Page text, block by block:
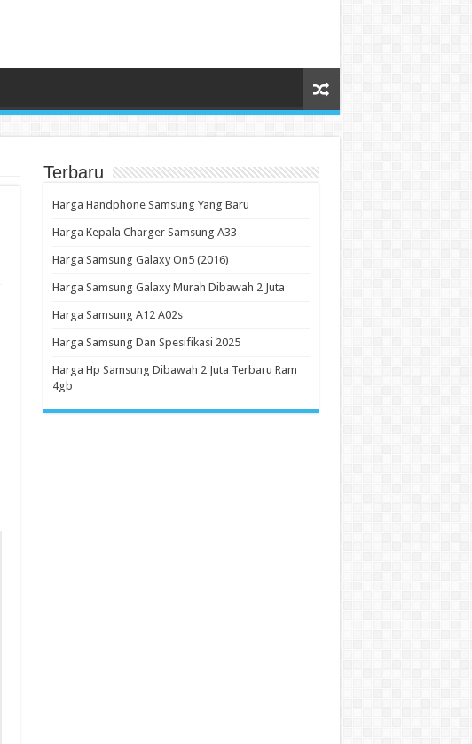
Terbaru
Harga Handphone Samsung Yang Baru
Harga Kepala Charger Samsung A33
Harga Samsung Galaxy On5 (2016)
Harga Samsung Galaxy Murah Dibawah 2 Juta
Harga Samsung A12 A02s
Harga Samsung Dan Spesifikasi 2025
Harga Hp Samsung Dibawah 2 Juta Terbaru Ram
4gb